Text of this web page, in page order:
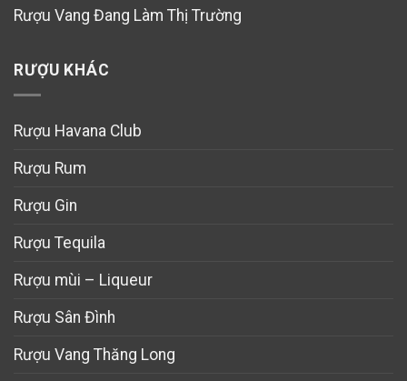
Rượu Vang Đang Làm Thị Trường
RƯỢU KHÁC
Rượu Havana Club
Rượu Rum
Rượu Gin
Rượu Tequila
Rượu mùi – Liqueur
Rượu Sân Đình
Rượu Vang Thăng Long